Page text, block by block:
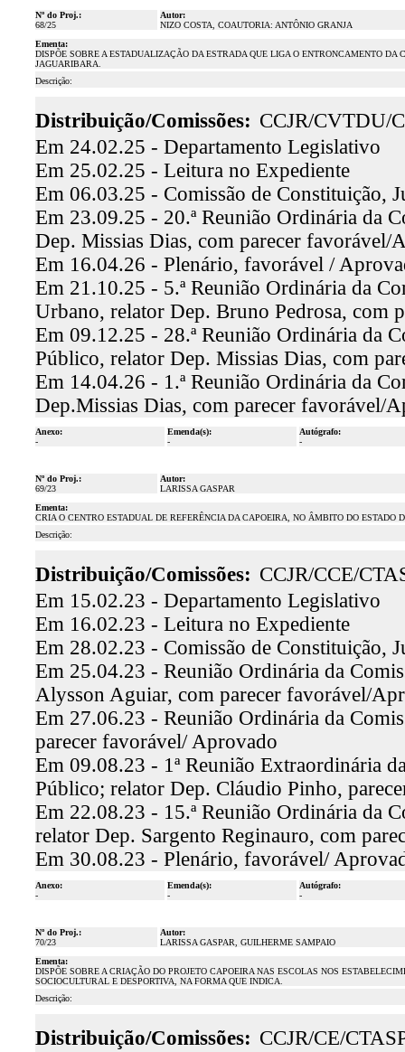
Nº do Proj.:
68/25
Autor:
NIZO COSTA, COAUTORIA: ANTÔNIO GRANJA
Ementa:
DISPÕE SOBRE A ESTADUALIZAÇÃO DA ESTRADA QUE LIGA O ENTRONCAMENTO
JAGUARIBARA.
Descrição:
Distribuição/Comissões: CCJR/CVTDU/
Em 24.02.25 - Departamento Legislativo
Em 25.02.25 - Leitura no Expediente
Em 06.03.25 - Comissão de Constituição,
Em 23.09.25 - 20.ª Reunião Ordinária da
Dep. Missias Dias, com parecer favorável/
Em 16.04.26 - Plenário, favorável /
Em 21.10.25 - 5.ª Reunião Ordinária da
Urbano, relator Dep. Bruno Pedrosa, com
Em 09.12.25 - 28.ª Reunião Ordinária da
Público, relator Dep. Missias Dias, com
Em 14.04.26 - 1.ª Reunião Ordinária da
Dep.Missias Dias, com parecer favorável/
Anexo:
-
Emenda(s):
-
Autógrafo:
-
Nº do Proj.:
69/23
Autor:
LARISSA GASPAR
Ementa:
CRIA O CENTRO ESTADUAL DE REFERÊNCIA DA CAPOEIRA, NO ÂMBITO DO ESTADO
Descrição:
Distribuição/Comissões: CCJR/CCE/
Em 15.02.23 - Departamento Legislativo
Em 16.02.23 - Leitura no Expediente
Em 28.02.23 - Comissão de Constituição,
Em 25.04.23 - Reunião Ordinária da
Alysson Aguiar, com parecer favorável/
Em 27.06.23 - Reunião Ordinária da
parecer favorável/ Aprovado
Em 09.08.23 - 1ª Reunião Extraordinária
Público; relator Dep. Cláudio Pinho,
Em 22.08.23 - 15.ª Reunião Ordinária da
relator Dep. Sargento Reginauro, com
Em 30.08.23 - Plenário, favorável/
Anexo:
-
Emenda(s):
-
Autógrafo:
-
Nº do Proj.:
70/23
Autor:
LARISSA GASPAR, GUILHERME SAMPAIO
Ementa:
DISPÕE SOBRE A CRIAÇÃO DO PROJETO CAPOEIRA NAS ESCOLAS NOS
SOCIOCULTURAL E DESPORTIVA, NA FORMA QUE INDICA.
Descrição:
Distribuição/Comissões: CCJR/CE/